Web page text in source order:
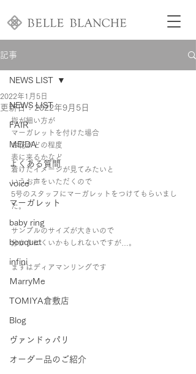
記事
NEWS LIST
FAIR
MEIDA
よくある質問
voice
マーガレット
baby ring
bouquet
infini
ＭarryMe
TOMIYA倉敷店
Blog
ヴァンドゥパリ
オーダー品のご紹介
NEWS LIST
2022年1月5日
更新日： 2022年9月5日
指が細い方が
マーガレットを付けた場合
お花がどの程度
表に来るかなど
着けたイメージが見てみたいと
いうお声をいただくので
5号のスタッフにマーガレットをつけてもらいまし
た。
サンプルのサイズが大きいので
分かりにくいかもしれないですが…。
まずはディアマンリングです